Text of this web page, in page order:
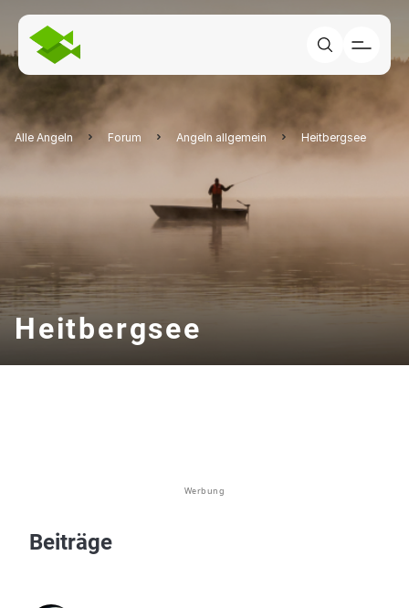
Alle Angeln Forum Angeln allgemein Heitbergsee
Heitbergsee
Werbung
Beiträge